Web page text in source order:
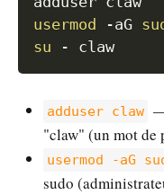
usermod
-aG
su
adduser claw
"claw" (un mot de
usermod -aG
sudo